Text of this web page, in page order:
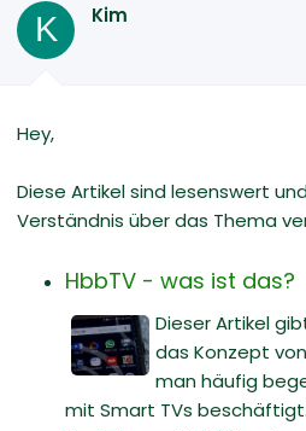
K Kim
Hey,
Diese Artikel sind lesenswert
Verständnis über das Thema
HbbTV - was ist das?
Dieser Artikel
das Konzept
man häufig
mit Smart TVs